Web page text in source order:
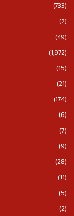
(733)
(2)
(49)
(1,972)
(15)
(21)
(174)
(6)
(7)
(9)
(28)
(11)
(5)
(2)